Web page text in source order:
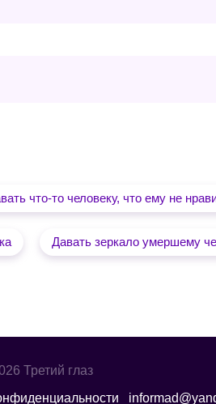
что-то человеку, что ему не
Давать зеркало умершему
Третий глаз